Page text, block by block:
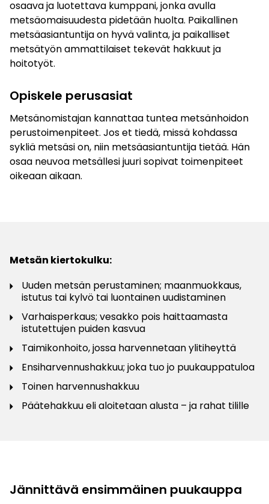
osaava ja luotettava kumppani, jonka avulla
metsäomaisuudesta pidetään huolta. Paikallinen
metsäasiantuntija on hyvä valinta, ja paikalliset
metsätyön ammattilaiset tekevät hakkuut ja
hoitotyöt.
Opiskele perusasiat
Metsänomistajan kannattaa tuntea metsänhoidon
perustoimenpiteet. Jos et tiedä, missä kohdassa
sykliä metsäsi on, niin metsäasiantuntija tietää. Hän
osaa neuvoa metsällesi juuri sopivat toimenpiteet
oikeaan aikaan.
Metsän kiertokulku:
Uuden metsän perustaminen; maanmuokkaus,
istutus tai kylvö tai luontainen uudistaminen
Varhaisperkaus; vesakko pois haittaamasta
istutettujen puiden kasvua
Taimikonhoito, jossa harvennetaan ylitiheyttä
Ensiharvennushakkuu; joka tuo jo puukauppatuloa
Toinen harvennushakkuu
Päätehakkuu eli aloitetaan alusta – ja rahat tilille
Jännittävä ensimmäinen puukauppa